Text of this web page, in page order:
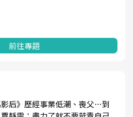
前往專題
后》歷經事業低潮、喪父…到